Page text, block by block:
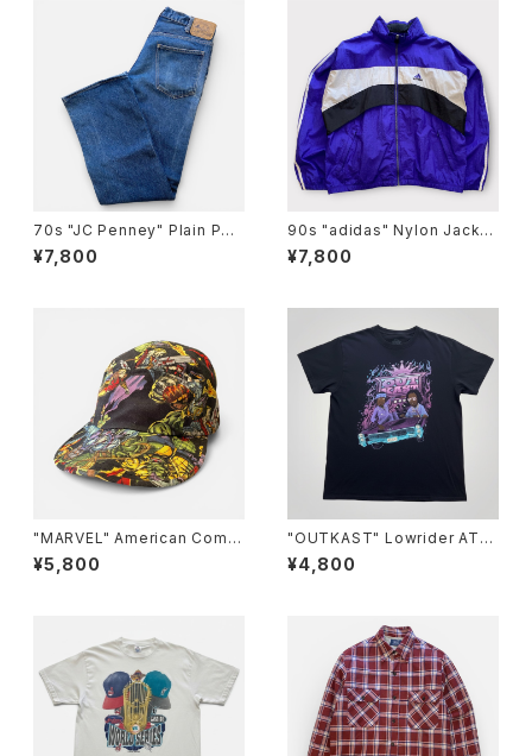
70s "JC Penney" Plain Poc
kets Flare Denim Pants プ
レーンポケッツ ベルボトム デニ
¥7,800
90s "adidas" Nylon Jacket
アディダス ナイロン ジャケット
[L]
¥7,800
"MARVEL" American Comic
s CAP マーベル コミックス キ
ャップ
¥5,800
"OUTKAST" Lowrider ATLi
ens T-Shirt アウトキャスト T
シャツ [XL]
¥4,800